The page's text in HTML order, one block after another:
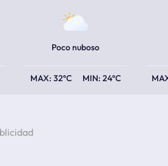
Poco nuboso
32ºC 24ºC